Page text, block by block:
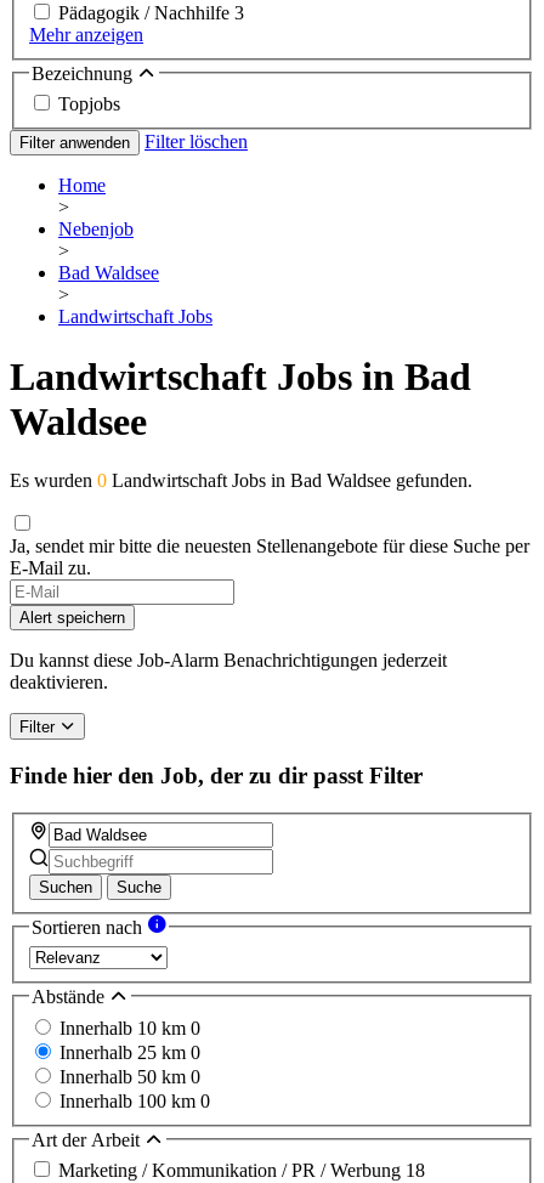
Pädagogik / Nachhilfe 3
Mehr anzeigen
Bezeichnung
Topjobs
Filter anwenden Filter löschen
Home
>
Nebenjob
>
Bad Waldsee
>
Landwirtschaft Jobs
Landwirtschaft Jobs in Bad
Waldsee
Es wurden 0 Landwirtschaft Jobs in Bad Waldsee gefunden.
Ja, sendet mir bitte die neuesten Stellenangebote für diese Suche per
E-Mail zu.
Alert speichern
Du kannst diese Job-Alarm Benachrichtigungen jederzeit
deaktivieren.
Filter
Finde hier den Job, der zu dir passt Filter
Suchen Suche
Sortieren nach
Abstände
Innerhalb 10 km 0
Innerhalb 25 km 0
Innerhalb 50 km 0
Innerhalb 100 km 0
Art der Arbeit
Marketing / Kommunikation / PR / Werbung 18